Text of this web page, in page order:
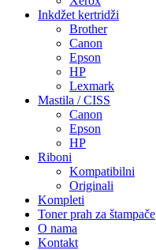
Inkdžet kertridži
Brother
Canon
Epson
HP
Lexmark
Mastila / CISS
Canon
Epson
HP
Riboni
Kompatibilni
Originali
Kompleti
Toner prah za štampače
O nama
Kontakt